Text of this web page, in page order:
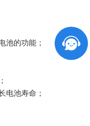
池的功能；
电池寿命；